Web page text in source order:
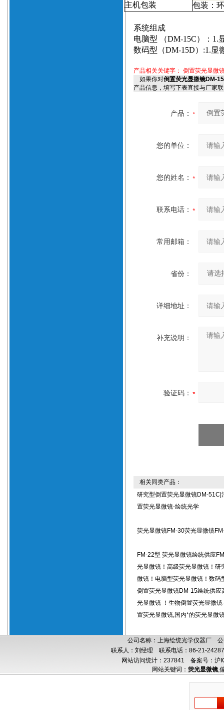
主机包装
包装：
系统组成
电脑型 （DM-15C） ： 1.
数码型（DM-15D） :1.显
产品相关关键字： 倒置荧光显微
如果你对倒置荧光显微镜DM-
产品信息，填写下表直接与厂家
产品：
您的单位：
您的姓名：
联系电话：
常用邮箱：
省份：
详细地址：
补充说明：
验证码：
相关同类产品：
研究型倒置荧光显微镜DM-51C|
置荧光显微镜-绘统光学
荧光显微镜FM-30荧光显微镜
FM-22型 荧光显微镜绘统供应
光显微镜！高级荧光显微镜！研
微镜！电脑型荧光显微镜！数码
倒置荧光显微镜DM-15绘统供应
光显微镜 ！生物倒置荧光显微
置荧光显微镜,国内*的荧光显微
公司名称：上海绘统光学仪器厂
联系人：刘经理 联系电话：86-21-
网站访问统计：237841备案号：沪
网站关键词： 荧光显微镜,